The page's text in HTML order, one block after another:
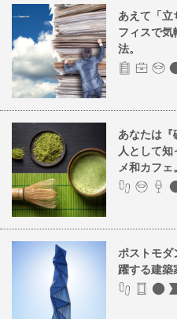
あえて「
フィスで気
法。
あなたは『
人として
メ和カフェ。
ポストモダ
躍する建築